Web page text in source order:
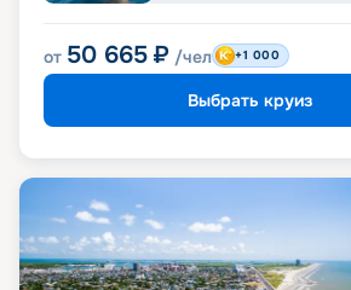
от 50 665 ₽ /чел +1 000
Выбрать круиз